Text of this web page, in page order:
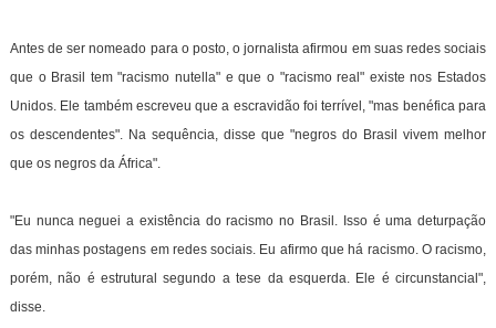
Antes de ser nomeado para o posto, o jornalista afirmou em suas redes sociais
que o Brasil tem "racismo nutella" e que o "racismo real" existe nos Estados
Unidos. Ele também escreveu que a escravidão foi terrível, "mas benéfica para
os descendentes". Na sequência, disse que "negros do Brasil vivem melhor
que os negros da África".
"Eu nunca neguei a existência do racismo no Brasil. Isso é uma deturpação
das minhas postagens em redes sociais. Eu afirmo que há racismo. O racismo,
porém, não é estrutural segundo a tese da esquerda. Ele é circunstancial",
disse.